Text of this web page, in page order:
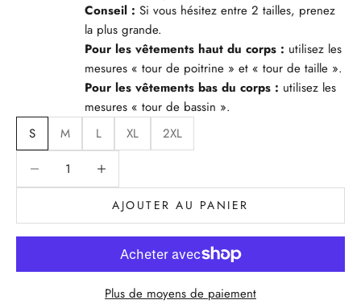
Conseil : Si vous hésitez entre 2 tailles, prenez
la plus grande.
Pour les vêtements haut du corps : utilisez les
mesures « tour de poitrine » et « tour de taille ».
Pour les vêtements bas du corps : utilisez les
mesures « tour de bassin ».
S
M L XL
2XL
Diminuer la quantitéDiminuer la quantité
AJOUTER AU PANIER
Plus de moyens de paiement